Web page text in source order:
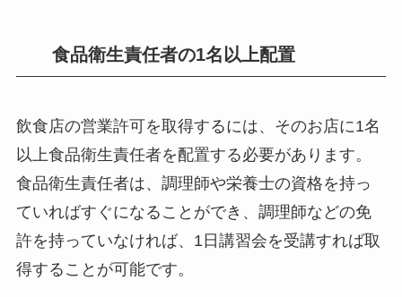
食品衛生責任者の1名以上配置
飲食店の営業許可を取得するには、そのお店に1名
以上食品衛生責任者を配置する必要があります。
食品衛生責任者は、調理師や栄養士の資格を持っ
ていればすぐになることができ、調理師などの免
許を持っていなければ、1日講習会を受講すれば取
得することが可能です。